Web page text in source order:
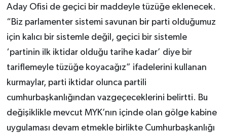
Aday Ofisi de geçici bir maddeyle tüzüğe eklenecek.
“Biz parlamenter sistemi savunan bir parti olduğumuz
için kalıcı bir sistemle değil, geçici bir sistemle
‘partinin ilk iktidar olduğu tarihe kadar’ diye bir
tariflemeyle tüzüğe koyacağız” ifadelerini kullanan
kurmaylar, parti iktidar olunca partili
cumhurbaşkanlığından vazgeçeceklerini belirtti. Bu
değişiklikle mevcut MYK’nın içinde olan gölge kabine
uygulaması devam etmekle birlikte Cumhurbaşkanlığı